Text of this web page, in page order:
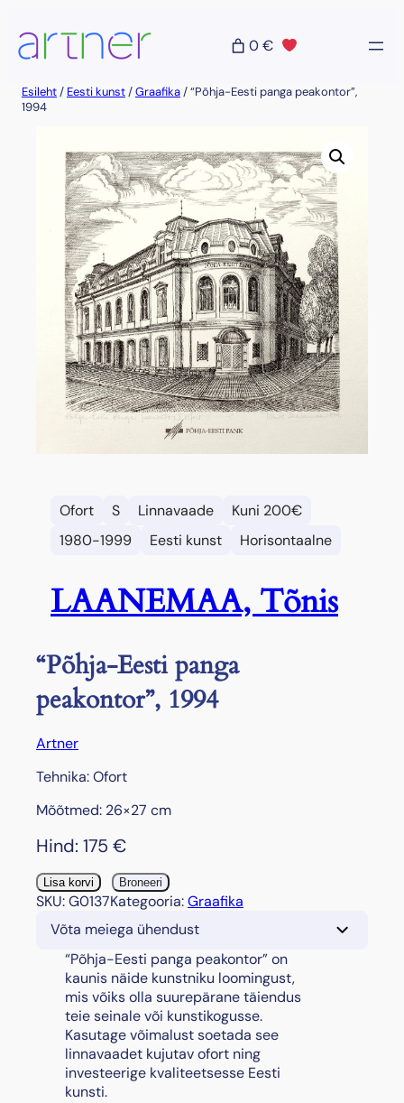
sisu
juurde
0 €
Esileht/ Eesti kunst/Graafika/ “Põhja-Eesti panga peakontor”,
1994
Ofort S Linnavaade
Kuni 200€
1980-1999
Eesti kunst Horisontaalne
LAANEMAA, Tõnis
“Põhja-Eesti panga
peakontor”, 1994
Artner
Tehnika: Ofort
Mõõtmed: 26×27 cm
Hind: 175 €
"
P
Lisa korvi Broneeri
SKU:G0137Kategooria:Graafika
Võta meiega ühendust
“Põhja-Eesti panga peakontor” on
kaunis näide kunstniku loomingust,
mis võiks olla suurepärane täiendus
teie seinale või kunstikogusse.
Kasutage võimalust soetada see
linnavaadet kujutav ofort ning
investeerige kvaliteetsesse Eesti
kunsti.